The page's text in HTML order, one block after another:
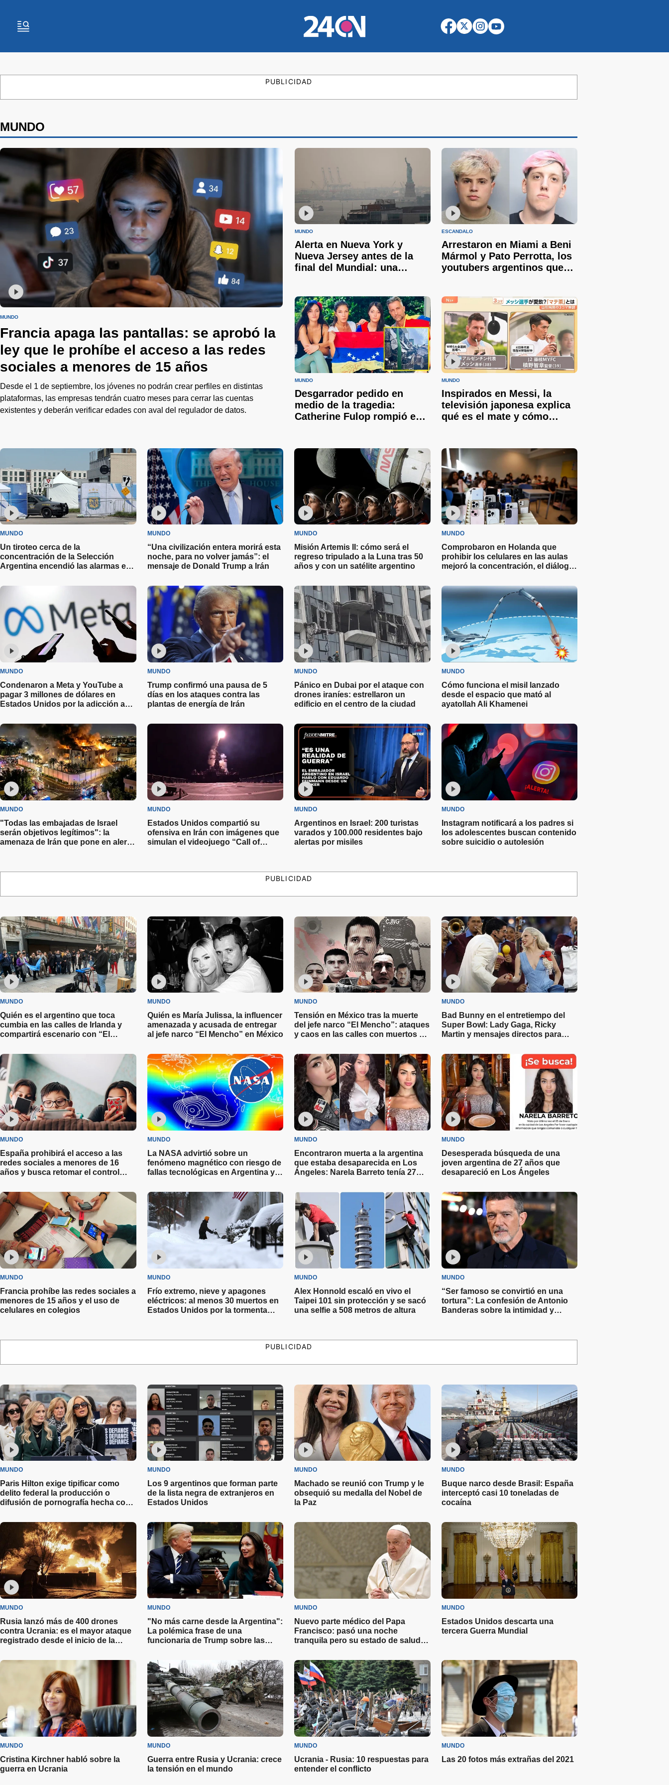
PUBLICIDAD
MUNDO
MUNDO
Francia apaga las pantallas: se aprobó la
ley que le prohíbe el acceso a las redes
sociales a menores de 15 años
Desde el 1 de septiembre, los jóvenes no podrán crear perfiles en distintas
plataformas, las empresas tendrán cuatro meses para cerrar las cuentas
existentes y deberán verificar edades con aval del regulador de datos.
MUNDO
Alerta en Nueva York y
Nueva Jersey antes de la
final del Mundial: una
ESCÁNDALO
Arrestaron en Miami a Beni
Mármol y Pato Perrotta, los
youtubers argentinos que
credenciales viejas
MUNDO
Desgarrador pedido en
medio de la tragedia:
Catherine Fulop rompió en
desesperadamente a su
familia en Venezuela
MUNDO
Inspirados en Messi, la
televisión japonesa explica
qué es el mate y cómo
MUNDO
Un tiroteo cerca de la
concentración de la Selección
Argentina encendió las alarmas en
MUNDO
“Una civilización entera morirá esta
noche, para no volver jamás”: el
mensaje de Donald Trump a Irán
MUNDO
Misión Artemis II: cómo será el
regreso tripulado a la Luna tras 50
años y con un satélite argentino
MUNDO
Comprobaron en Holanda que
prohibir los celulares en las aulas
mejoró la concentración, el diálogo
MUNDO
Condenaron a Meta y YouTube a
pagar 3 millones de dólares en
Estados Unidos por la adicción a
MUNDO
Trump confirmó una pausa de 5
días en los ataques contra las
plantas de energía de Irán
MUNDO
Pánico en Dubai por el ataque con
drones iraníes: estrellaron un
edificio en el centro de la ciudad
MUNDO
Cómo funciona el misil lanzado
desde el espacio que mató al
ayatollah Ali Khamenei
MUNDO
"Todas las embajadas de Israel
serán objetivos legítimos": la
amenaza de Irán que pone en alerta
MUNDO
Estados Unidos compartió su
ofensiva en Irán con imágenes que
simulan el videojuego “Call of
MUNDO
Argentinos en Israel: 200 turistas
varados y 100.000 residentes bajo
alertas por misiles
MUNDO
Instagram notificará a los padres si
los adolescentes buscan contenido
sobre suicidio o autolesión
PUBLICIDAD
MUNDO
Quién es el argentino que toca
cumbia en las calles de Irlanda y
compartirá escenario con “El
MUNDO
Quién es María Julissa, la influencer
amenazada y acusada de entregar
al jefe narco “El Mencho” en México
MUNDO
Tensión en México tras la muerte
del jefe narco “El Mencho”: ataques
y caos en las calles con muertos y
MUNDO
Bad Bunny en el entretiempo del
Super Bowl: Lady Gaga, Ricky
Martin y mensajes directos para
MUNDO
España prohibirá el acceso a las
redes sociales a menores de 16
años y busca retomar el control
MUNDO
La NASA advirtió sobre un
fenómeno magnético con riesgo de
fallas tecnológicas en Argentina y
MUNDO
Encontraron muerta a la argentina
que estaba desaparecida en Los
Ángeles: Narela Barreto tenía 27
MUNDO
Desesperada búsqueda de una
joven argentina de 27 años que
desapareció en Los Ángeles
MUNDO
Francia prohíbe las redes sociales a
menores de 15 años y el uso de
celulares en colegios
MUNDO
Frío extremo, nieve y apagones
eléctricos: al menos 30 muertos en
Estados Unidos por la tormenta
MUNDO
Alex Honnold escaló en vivo el
Taipei 101 sin protección y se sacó
una selfie a 508 metros de altura
MUNDO
“Ser famoso se convirtió en una
tortura”: La confesión de Antonio
Banderas sobre la intimidad y
PUBLICIDAD
MUNDO
Paris Hilton exige tipificar como
delito federal la producción o
difusión de pornografía hecha con
MUNDO
Los 9 argentinos que forman parte
de la lista negra de extranjeros en
Estados Unidos
MUNDO
Machado se reunió con Trump y le
obsequió su medalla del Nobel de
la Paz
MUNDO
Buque narco desde Brasil: España
interceptó casi 10 toneladas de
cocaína
MUNDO
Rusia lanzó más de 400 drones
contra Ucrania: es el mayor ataque
registrado desde el inicio de la
MUNDO
"No más carne desde la Argentina":
La polémica frase de una
funcionaria de Trump sobre las
MUNDO
Nuevo parte médico del Papa
Francisco: pasó una noche
tranquila pero su estado de salud
MUNDO
Estados Unidos descarta una
tercera Guerra Mundial
MUNDO
Cristina Kirchner habló sobre la
guerra en Ucrania
MUNDO
Guerra entre Rusia y Ucrania: crece
la tensión en el mundo
MUNDO
Ucrania - Rusia: 10 respuestas para
entender el conflicto
MUNDO
Las 20 fotos más extrañas del 2021